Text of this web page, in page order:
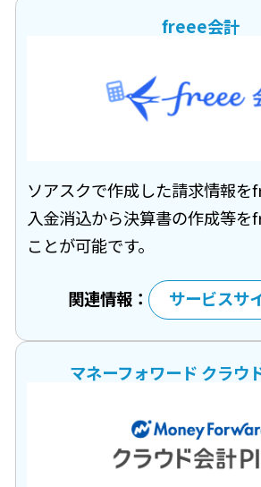
freee会計
ソアスクで作成した請求情報を
入金消込から決算書の作成等を
ことが可能です。
関連情報： サービスサ
マネーフォワード クラウ